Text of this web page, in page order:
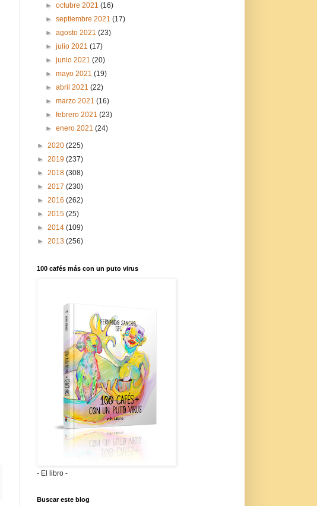
►octubre 2021(16)
►septiembre 2021(17)
►agosto 2021(23)
►julio 2021(17)
►junio 2021(20)
►mayo 2021(19)
►abril 2021(22)
►marzo 2021(16)
►febrero 2021(23)
►enero 2021(24)
► 2020 (225)
► 2019 (237)
► 2018 (308)
► 2017 (230)
► 2016 (262)
► 2015 (25)
► 2014 (109)
► 2013 (256)
100 cafés más con un puto virus
- El libro -
Buscar este blog